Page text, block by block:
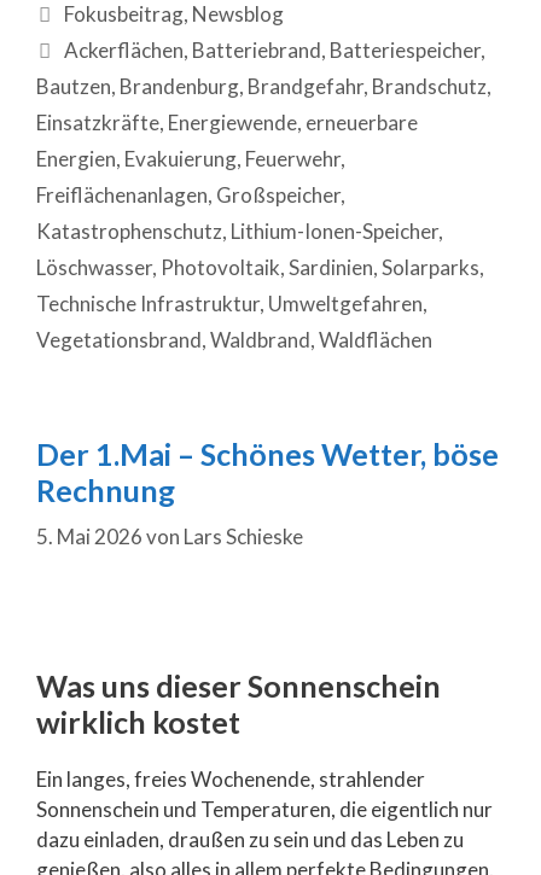
Fokusbeitrag, Newsblog
Ackerflächen, Batteriebrand, Batteriespeicher,
Bautzen, Brandenburg, Brandgefahr, Brandschutz,
Einsatzkräfte, Energiewende, erneuerbare
Energien, Evakuierung, Feuerwehr,
Freiflächenanlagen, Großspeicher,
Katastrophenschutz, Lithium-Ionen-Speicher,
Löschwasser, Photovoltaik,Sardinien,Solarparks,
Technische Infrastruktur, Umweltgefahren,
Vegetationsbrand,Waldbrand,Waldflächen
Der 1.Mai – Schönes Wetter, böse
Rechnung
5. Mai 2026von Lars Schieske
Was uns dieser Sonnenschein
wirklich kostet
Ein langes, freies Wochenende, strahlender
Sonnenschein und Temperaturen, die eigentlich nur
dazu einladen, draußen zu sein und das Leben zu
genießen, also alles in allem perfekte Bedingungen,